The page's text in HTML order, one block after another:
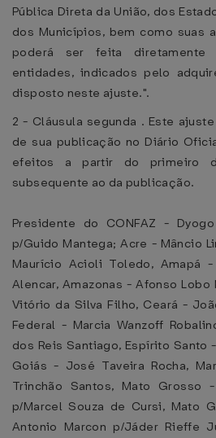
Pública Direta da União, dos
dos Municípios, bem como suas
poderá ser feita
entidades, indicados pelo
disposto neste ajuste.".
2 - Cláusula segunda . Este
de sua publicação no Diário
efeitos a partir do primeiro
subsequente ao da publicação.
Presidente do CONFAZ -
p/Guido Mantega; Acre - Mâncio
Maurício Acioli Toledo, Amapá
Alencar, Amazonas - Afonso Lobo
Vitório da Silva Filho, Ceará -
Federal - Marcia Wanzoff
dos Reis Santiago, Espírito Santo
Goiás - José Taveira Rocha,
Trinchão Santos, Mato Grosso
p/Marcel Souza de Cursi, Mato
Antonio Marcon p/Jáder Rieffe